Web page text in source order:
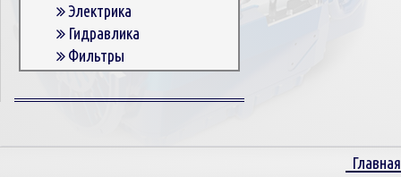
Электрика
Гидравлика
Фильтры
Корпусные детали
Пружины и болты
Втулки
Главная